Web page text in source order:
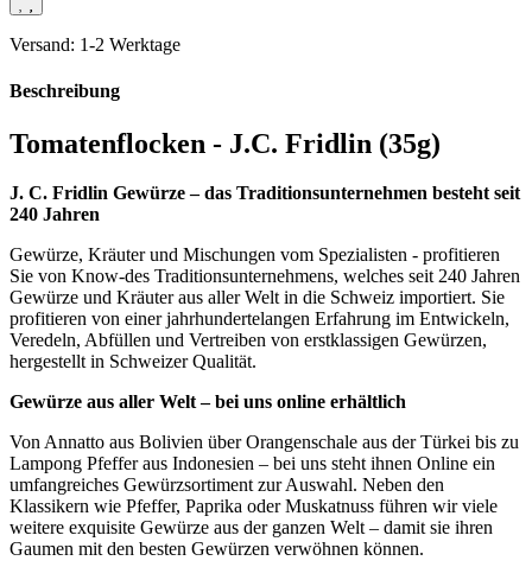
Versand: 1-2 Werktage
Beschreibung
Tomatenflocken - J.C. Fridlin (35g)
J. C. Fridlin Gewürze – das Traditionsunternehmen besteht seit
240 Jahren
Gewürze, Kräuter und Mischungen vom Spezialisten - profitieren
Sie von Know-des Traditionsunternehmens, welches seit 240 Jahren
Gewürze und Kräuter aus aller Welt in die Schweiz importiert. Sie
profitieren von einer jahrhundertelangen Erfahrung im Entwickeln,
Veredeln, Abfüllen und Vertreiben von erstklassigen Gewürzen,
hergestellt in Schweizer Qualität.
Gewürze aus aller Welt – bei uns online erhältlich
Von Annatto aus Bolivien über Orangenschale aus der Türkei bis zu
Lampong Pfeffer aus Indonesien – bei uns steht ihnen Online ein
umfangreiches Gewürzsortiment zur Auswahl. Neben den
Klassikern wie Pfeffer, Paprika oder Muskatnuss führen wir viele
weitere exquisite Gewürze aus der ganzen Welt – damit sie ihren
Gaumen mit den besten Gewürzen verwöhnen können.